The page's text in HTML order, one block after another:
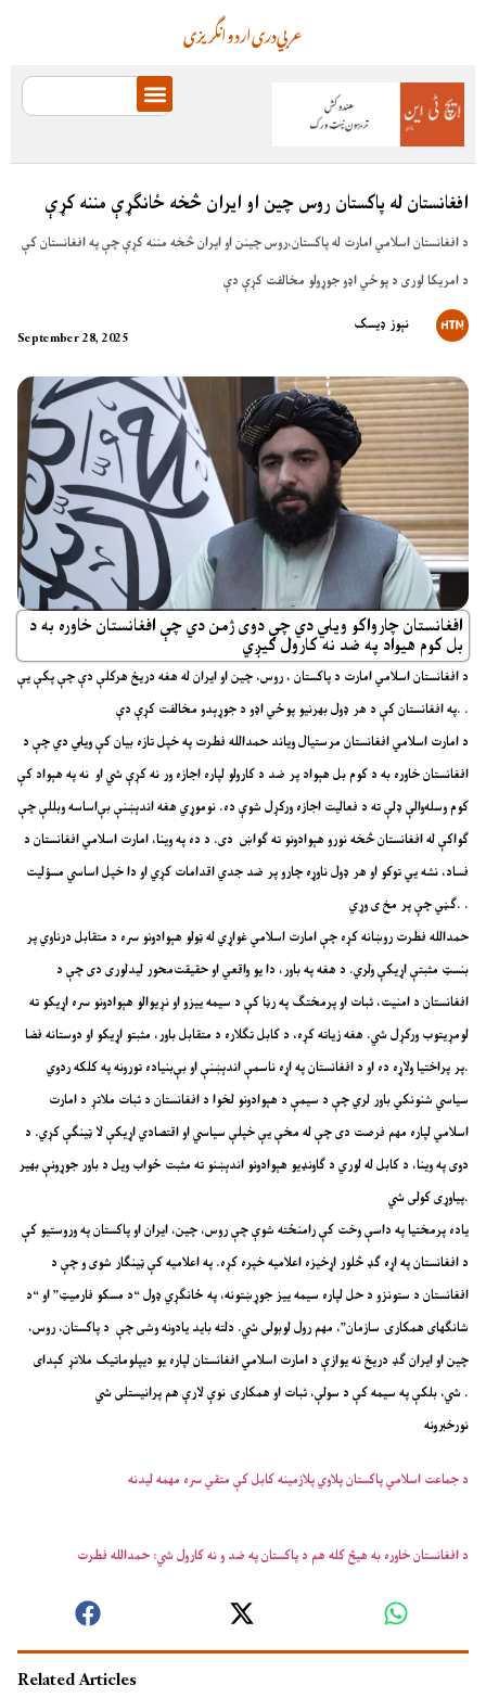
انگریزیاردودریعربي
افغانستان له پاکستان روس چین او ایران څخه ځانګړې مننه کړې
د افغانستان اسلامي امارت له پاکستان،روس چینن او ایران څخه مننه کړې چې په افغانستان کې
د امریکا لوری د پوځي اډو جوړولو مخالفت کړې دې
September 28, 2025
نېوز ډیسک
افغانستان چارواکو ویلي دي چې دوی ژمن دي چې افغانستان خاوره به د
بل کوم هیواد په ضد نه کارول کیږي
د افغانستان اسلامي امارت د پاکستان ، روس، چین او ایران له هغه دریځ هرکلې دې چې پکې یې
په افغانستان کې د هر ډول بهرنيو پوځي اډو د جوړېدو مخالفت کړې دې. .
د امارت اسلامي افغانستان مرستیال ویاند حمدالله فطرت په خپل تازه بیان کې ویلي دي چې د
افغانستان خاوره به د کوم بل هېواد پر ضد د کارولو لپاره اجازه ور نه کړې شي او نه په هېواد کې
کوم وسله‌والې ډلې ته د فعالیت اجازه ورکړل شوې ده. نوموړي هغه اندېښنې بې‌اساسه وبللې چې
ګواکې له افغانستان څخه نورو هېوادونو ته ګواښ دی. د ده په وینا، امارت اسلامي افغانستان د
فساد، نشه يي توکو او هر ډول ناوړه چارو پر ضد جدي اقدامات کړي او دا خپل اساسي مسؤلیت
ګڼي چې پر مخ ی وړي. .
حمدالله فطرت روښانه کړه چې امارت اسلامي غواړي له ټولو هېوادونو سره د متقابل درناوي پر
بنسټ مثبتې اړیکې ولري. د هغه په باور، دا یو واقعي او حقیقت‌محور لیدلوری دی چې د
افغانستان د امنیت، ثبات او پرمختګ په رڼا کې د سیمه‌ ییزو او نړیوالو هېوادونو سره اړیکو ته
لومړیتوب ورکړل شي. هغه زیاته کړه، د کابل تګلاره د متقابل باور، مثبتو اړیکو او دوستانه فضا
پر پراختیا ولاړه ده او د افغانستان په اړه ناسمې اندېښنې او بې‌بنیاده تورونه په کلکه ردوي.
سیاسي شنونکي باور لري چې د سیمې د هېوادونو لخوا د افغانستان د ثبات ملاتړ د امارت
اسلامي لپاره مهم فرصت دی چې له مخې یې خپلې سیاسي او اقتصادي اړیکې لا ټینګې کړي. د
دوی په وینا، د کابل له لوري د ګاونډیو هېوادونو اندېښنو ته مثبت ځواب ویل د باور جوړونې بهیر
پیاوړی کولی شي.
یاده پرمختیا په داسې وخت کې رامنځته شوې چې روس، چین، ایران او پاکستان په وروستیو کې
د افغانستان په اړه ګډ څلور اړخیزه اعلامیه خپره کړه. په اعلامیه کې ټینګار شوی و چې د
افغانستان د ستونزو د حل لپاره سیمه‌ ییز جوړښتونه، په ځانګړي ډول “د مسکو فارمیټ” او “د
شانګهای همکارۍ سازمان”، مهم رول لوبولی شي. دلته باید یادونه وشی چې د پاکستان، روس،
چین او ایران ګډ دریځ نه یوازې د امارت اسلامي افغانستان لپاره یو دیپلوماتیک ملاتړ کېدای
شي، بلکې په سیمه کې د سولې، ثبات او همکارۍ نوې لارې هم پرانیستلی شي .
نورخبرونه
د جماعت اسلامي پاکستان پلاوي پلازمینه کابل کې متقي سره مهمه لیدنه
د افغانستان خاوره به هیڅ کله هم د پاکستان په ضد و نه کارول شي: حمدالله فطرت
Related Articles